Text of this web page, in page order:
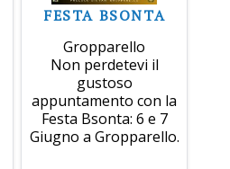
FESTA BSONTA
Gropparello
Non perdetevi il
gustoso
appuntamento con la
Festa Bsonta: 6 e 7
Giugno a Gropparello.